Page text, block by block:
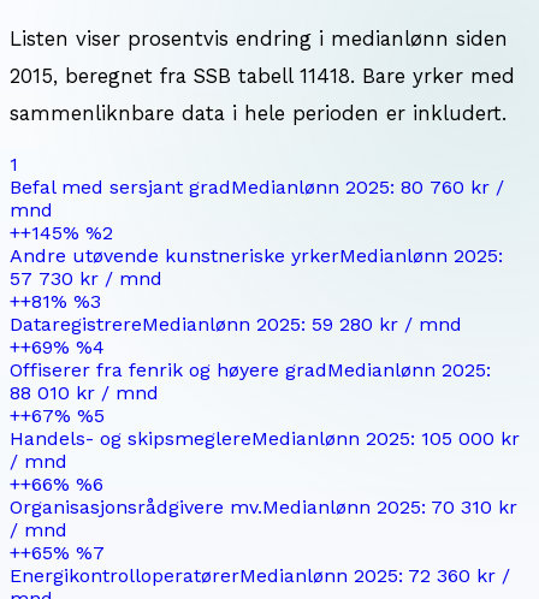
Listen viser prosentvis endring i medianlønn siden
2015, beregnet fra SSB tabell 11418. Bare yrker med
sammenliknbare data i hele perioden er inkludert.
1
Befal med sersjant gradMedianlønn 2025: 80 760 kr /
mnd
++145% %2
Andre utøvende kunstneriske yrkerMedianlønn 2025:
57 730 kr / mnd
++81% %3
DataregistrereMedianlønn 2025: 59 280 kr / mnd
++69% %4
Offiserer fra fenrik og høyere gradMedianlønn 2025:
88 010 kr / mnd
++67% %5
Handels- og skipsmeglereMedianlønn 2025: 105 000 kr
/ mnd
++66% %6
Organisasjonsrådgivere mv.Medianlønn 2025: 70 310 kr
/ mnd
++65% %7
EnergikontrolloperatørerMedianlønn 2025: 72 360 kr /